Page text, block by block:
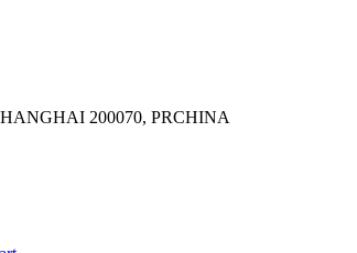
200070, PRCHINA